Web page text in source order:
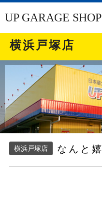
UP GARAGE
横浜戸塚店
横浜戸塚店 なんと